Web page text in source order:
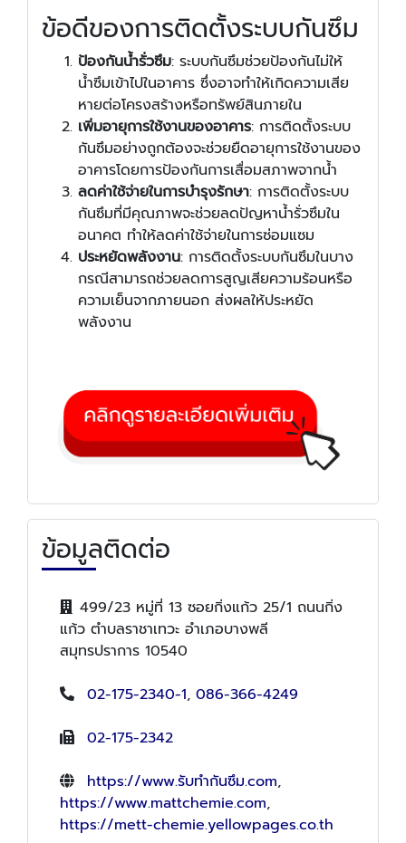
ข้อดีของการติดตั้งระบบกันซึม
ป้องกันน้ำรั่วซึม: ระบบกันซึมช่วยป้องกันไม่ให้
น้ำซึมเข้าไปในอาคาร ซึ่งอาจทำให้เกิดความเสีย
หายต่อโครงสร้างหรือทรัพย์สินภายใน
เพิ่มอายุการใช้งานของอาคาร: การติดตั้งระบบ
กันซึมอย่างถูกต้องจะช่วยยืดอายุการใช้งานของ
อาคารโดยการป้องกันการเสื่อมสภาพจากน้ำ
ลดค่าใช้จ่ายในการบำรุงรักษา: การติดตั้งระบบ
กันซึมที่มีคุณภาพจะช่วยลดปัญหาน้ำรั่วซึมใน
อนาคต ทำให้ลดค่าใช้จ่ายในการซ่อมแซม
ประหยัดพลังงาน: การติดตั้งระบบกันซึมในบาง
กรณีสามารถช่วยลดการสูญเสียความร้อนหรือ
ความเย็นจากภายนอก ส่งผลให้ประหยัด
พลังงาน
ข้อมูลติดต่อ
499/23 หมู่ที่ 13 ซอยกิ่งแก้ว 25/1 ถนนกิ่ง
แก้ว ตำบลราชาเทวะ อำเภอบางพลี
สมุทรปราการ 10540
02-175-2340-1, 086-366-4249
02-175-2342
https://www.รับทำกันซึม.com,
https://www.mattchemie.com,
https://mett-chemie.yellowpages.co.th